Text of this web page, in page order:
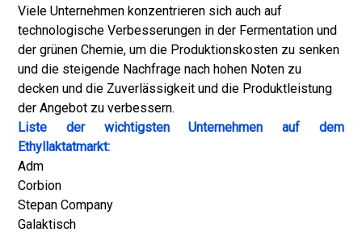
Viele Unternehmen konzentrieren sich auch auf
technologische Verbesserungen in der Fermentation und
der grünen Chemie, um die Produktionskosten zu senken
und die steigende Nachfrage nach hohen Noten zu
decken und die Zuverlässigkeit und die Produktleistung
der Angebot zu verbessern.
Liste der wichtigsten Unternehmen auf dem
Ethyllaktatmarkt:
Adm
Corbion
Stepan Company
Galaktisch